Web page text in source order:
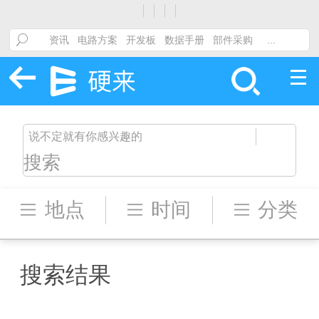
搜索
地点 时间 分类
搜索结果